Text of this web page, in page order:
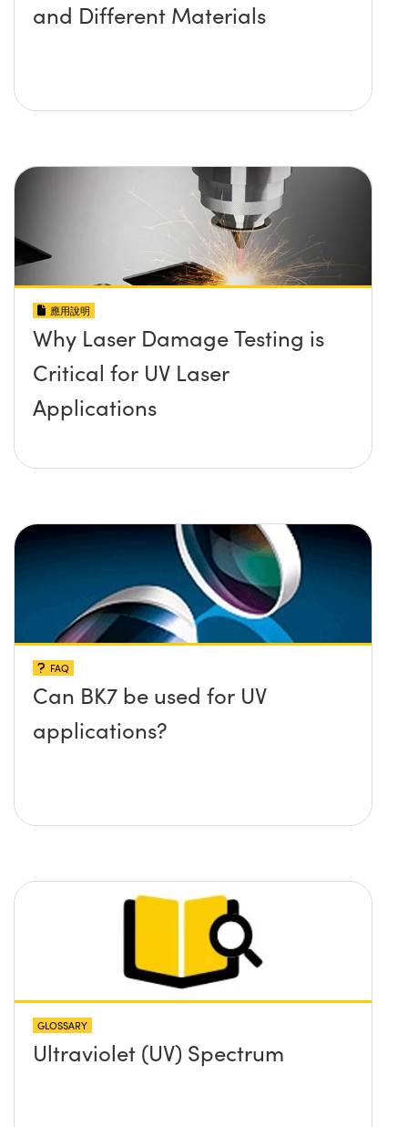
and Different Materials
應用說明
Why Laser Damage Testing is
Critical for UV Laser
Applications
FAQ
Can BK7 be used for UV
applications?
GLOSSARY
Ultraviolet (UV) Spectrum